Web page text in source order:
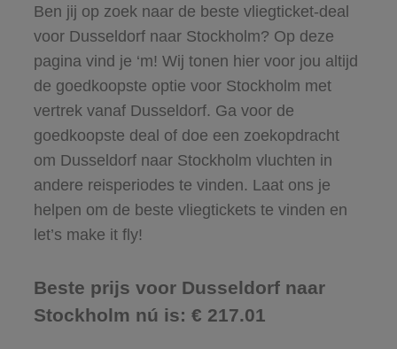
Ben jij op zoek naar de beste vliegticket-deal
voor Dusseldorf naar Stockholm? Op deze
pagina vind je ‘m! Wij tonen hier voor jou altijd
de goedkoopste optie voor Stockholm met
vertrek vanaf Dusseldorf. Ga voor de
goedkoopste deal of doe een zoekopdracht
om Dusseldorf naar Stockholm vluchten in
andere reisperiodes te vinden. Laat ons je
helpen om de beste vliegtickets te vinden en
let’s make it fly!
Beste prijs voor Dusseldorf naar
Stockholm nú is: € 217.01